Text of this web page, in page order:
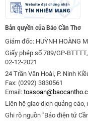
Bản quyền của Báo Cần Thơ
Giám đốc: HUỲNH HOÀNG
Giấy phép số 789/GP-
02-12-2021
24 Trần Văn Hoài, P. Ninh
Fax: (0292) 3830561
Email:
Liên hệ giao dịch quảng cáo,
Ghi rõ nguồn "Báo điện tử